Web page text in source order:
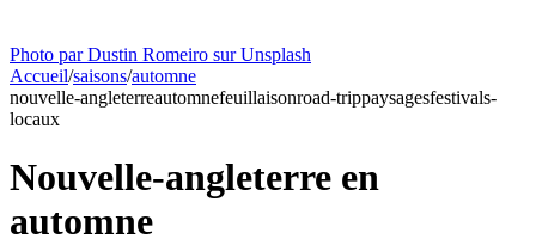
Photo par Dustin Romeiro sur Unsplash
Accueil/saisons/automne
nouvelle-angleterreautomnefeuillaisonroad-trippaysagesfestivals-
locaux
Nouvelle-angleterre en
automne